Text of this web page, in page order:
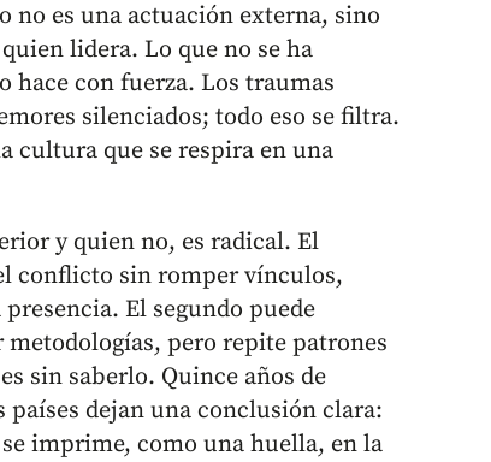
no es una actuación externa, sino
lidera. Lo que no se ha
hace con fuerza. Los traumas
silenciados; todo eso se filtra.
cultura que se respira en una
y quien no, es radical. El
conflicto sin romper vínculos,
El segundo puede
pero repite patrones
sin saberlo. Quince años de
dejan una conclusión clara:
imprime, como una huella, en la